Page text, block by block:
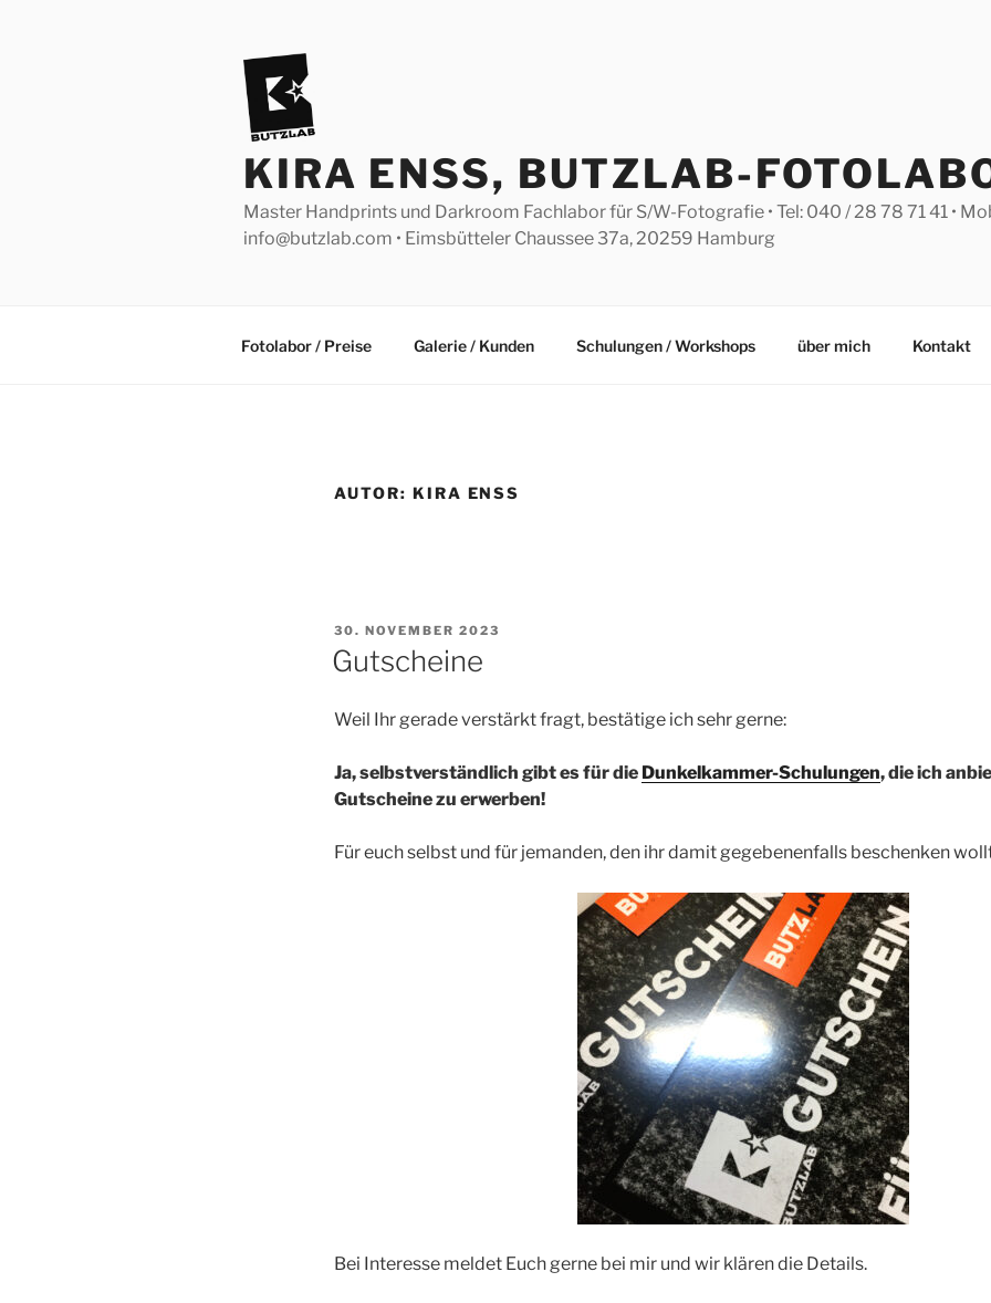
KIRA ENSS, BUTZLAB-
Master Handprints und Darkroom Fachlabor für S/W-Fotografie • Tel: 040 / 28 78 71 41 •
info@butzlab.com • Eimsbütteler Chaussee 37a, 20259 Hamburg
Fotolabor / Preise Galerie / Kunden Schulungen / Workshops über mich Kontakt
AUTOR: KIRA ENSS
VERÖFFENTLICHT
AM
30. NOVEMBER 2023
Gutscheine
Weil Ihr gerade verstärkt fragt, bestätige ich sehr gerne:
Ja, selbstverständlich gibt es für die Dunkelkammer-Schulungen, die ich
Gutscheine zu erwerben!
Für euch selbst und für jemanden, den ihr damit gegebenenfalls beschenken
Bei Interesse meldet Euch gerne bei mir und wir klären die Details.